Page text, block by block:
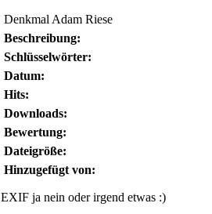
Denkmal Adam Riese
Beschreibung:
Schlüsselwörter:
Datum:
Hits:
Downloads:
Bewertung:
Dateigröße:
Hinzugefügt von:
EXIF ja nein oder irgend etwas :)